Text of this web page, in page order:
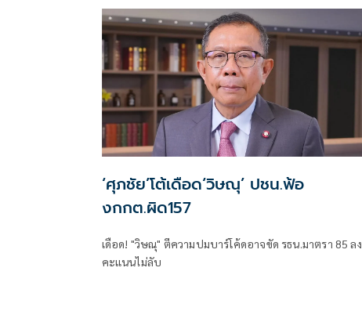
‘ศุภชัย’โต้เดือด‘วิษณุ’ ปชน.ฟ้อ
งกกต.ผิด157
เดือด! "วิษณุ" ตีความปมบาร์โค้ดอาจขัด รธน.มาตรา 85 ลง
คะแนนไม่ลับ